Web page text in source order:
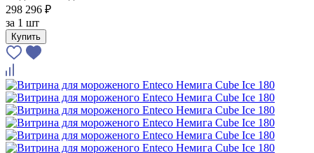
298 296 ₽
за 1 шт
Купить